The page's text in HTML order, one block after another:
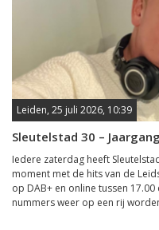
Leiden, 25 juli 2026, 10:39
Sleutelstad 30 –
Iedere zaterdag heeft
moment met de hits van de
op DAB+ en online tussen
nummers weer op een rij